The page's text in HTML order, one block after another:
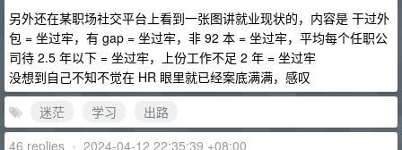
另外还在某职场社交平台上看到一张图讲就业现状的，内容是 干过外
包 = 坐过牢，有 gap = 坐过牢，非 92 本 = 坐过牢，平均每个任职公
司待 2.5 年以下 = 坐过牢，上份工作不足 2 年 = 坐过牢
没想到自己不知不觉在 HR 眼里就已经案底满满，感叹
迷茫
学习
出路
46 replies • 2024-04-12 22:35:39 +08:00